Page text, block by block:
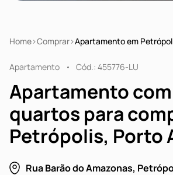
Home Comprar Apartamento em
Apartamento Cód.: 455776-LU
Apartamento
quartos para
Petrópolis, Porto
Rua Barão do Amazonas,